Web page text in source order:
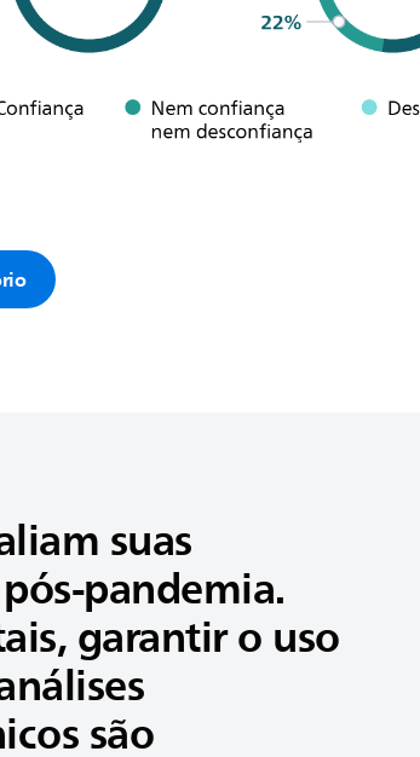
suas
pandemia.
garantir o uso
são